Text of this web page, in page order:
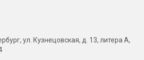
ул. Кузнецовская, д. 13, литера А,